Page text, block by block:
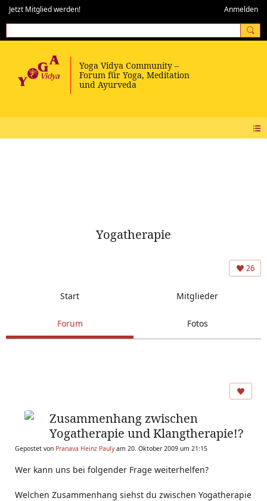
Jetzt Mitglied werden! Anmelden
Yogatherapie
26
Start Mitglieder
Forum Fotos
Zusammenhang zwischen
Yogatherapie und Klangtherapie!?
Gepostet von Pranava Heinz Paulyam 20. Oktober 2009 um 21:15
Wer kann uns bei folgender Frage weiterhelfen?
Welchen Zusammenhang siehst du zwischen Yogatherapie